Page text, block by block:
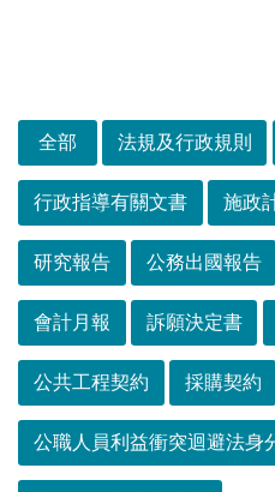
全部 法規及行政規則
行政指導有關文書 施政
研究報告 公務出國報告
會計月報 訴願決定書
公共工程契約 採購契約
公職人員利益衝突迴避法身